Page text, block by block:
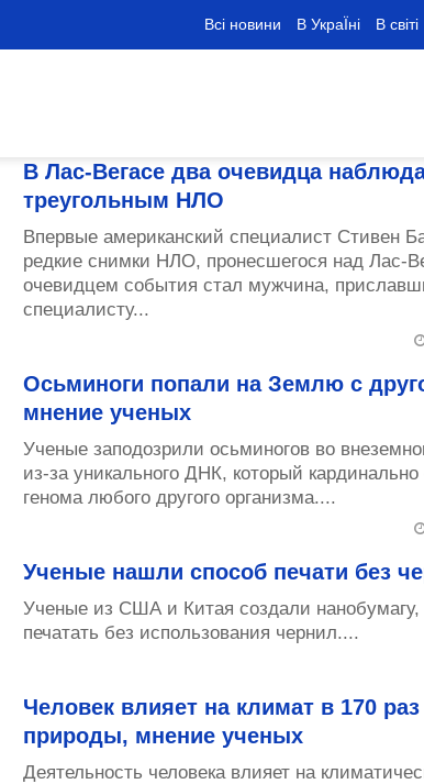
Всі новини В УкраЇні В світі
В Лас-Вегасе два очевидца
треугольным НЛО
Впервые американский специалист Стивен
редкие снимки НЛО, пронесшегося над Лас-
очевидцем события стал мужчина,
специалисту...
Осьминоги попали на Землю с
мнение ученых
Ученые заподозрили осьминогов во
из-за уникального ДНК, который кардинально
генома любого другого организма....
Ученые нашли способ печати без
Ученые из США и Китая создали
печатать без использования чернил....
Человек влияет на климат в 170
природы, мнение ученых
Деятельность человека влияет на